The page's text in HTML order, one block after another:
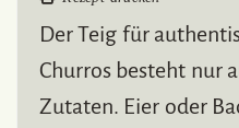
Der Teig für
Churros besteht nur
Zutaten. Eier oder